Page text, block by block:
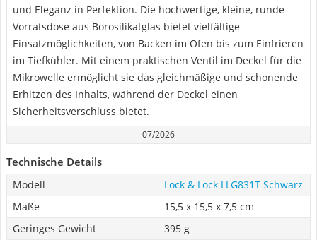
und Eleganz in Perfektion. Die hochwertige, kleine, runde
Vorratsdose aus Borosilikatglas bietet vielfältige
Einsatzmöglichkeiten, von Backen im Ofen bis zum Einfrieren
im Tiefkühler. Mit einem praktischen Ventil im Deckel für die
Mikrowelle ermöglicht sie das gleichmäßige und schonende
Erhitzen des Inhalts, während der Deckel einen
Sicherheitsverschluss bietet.
07/2026
Technische Details
Modell
Lock & Lock LLG831T Schwarz
Maße
15,5 x 15,5 x 7,5 cm
Geringes Gewicht
395 g